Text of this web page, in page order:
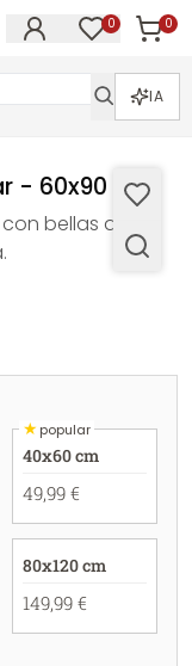
0 0
IA
- 60x90 cm
bellas artes
★popular
40x60 cm
49,99 €
80x120 cm
149,99 €